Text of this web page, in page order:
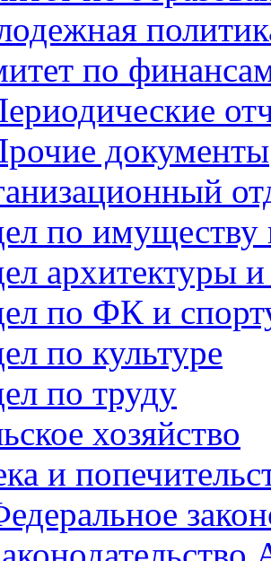
по
документы
по
архитектуры и
по ФК и
по культуре
по труду
хозяйство
и